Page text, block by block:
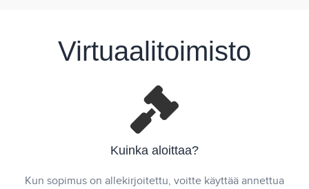
Virtuaalitoimisto
Kuinka aloittaa?
Kun sopimus on allekirjoitettu, voitte käyttää annettua